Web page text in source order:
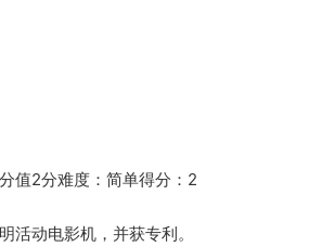
值2分难度：简单得分：2
活动电影机，并获专利。